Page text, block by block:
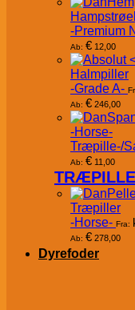
-Premium
Ab: € 12,00
Halmpiller
-Grade A-
Ab: € 246,00
-Horse-
Træpille-/
Ab: € 11,00
Træpiller
-Horse- Fra:
Ab: € 278,00
Dyrefoder